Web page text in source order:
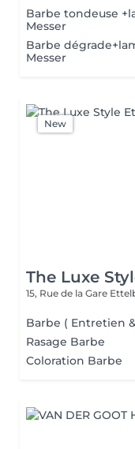
Barbe tondeuse
Messer
Barbe
Messer
New
The Luxe
15, Rue de la Gare
Barbe ( Entretien
Rasage Barbe
Coloration Barbe